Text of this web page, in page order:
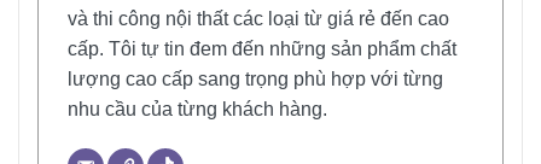
và thi công nội thất các loại từ giá rẻ đến cao
cấp. Tôi tự tin đem đến những sản phẩm chất
lượng cao cấp sang trọng phù hợp với từng
nhu cầu của từng khách hàng.